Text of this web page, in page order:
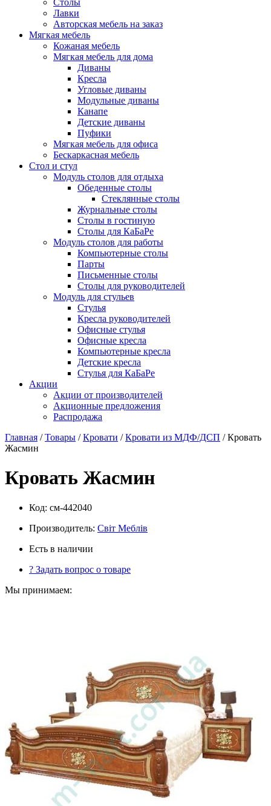
Лавки
Авторская мебель на заказ
Мягкая мебель
Кожаная мебель
Мягкая мебель для дома
Диваны
Кресла
Угловые диваны
Модульные диваны
Канапе
Детские диваны
Пуфики
Мягкая мебель для офиса
Бескаркасная мебель
Стол и стул
Модуль столов для отдыха
Обеденные столы
Стеклянные столы
Журнальные столы
Столы в гостиную
Столы для КаБаРе
Модуль столов для работы
Компьютерные столы
Парты
Письменные столы
Столы для руководителей
Модуль для стульев
Стулья
Кресла руководителей
Офисные стулья
Офисные кресла
Компьютерные кресла
Детские кресла
Стулья для КаБаРе
Акции
Акции от производителей
Акционные предложения
Распродажа
Главная /Товары /Кровати /Кровати из МДФ/ДСП / Кровать
Жасмин
Кровать Жасмин
Код: см-442040
Производитель: Свiт Меблiв
Есть в наличии
? Задать вопрос о товаре
Мы принимаем: